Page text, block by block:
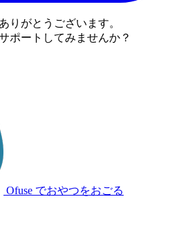
りがとうございます。
ポートしてみませんか？
Ofuse でおやつをおごる